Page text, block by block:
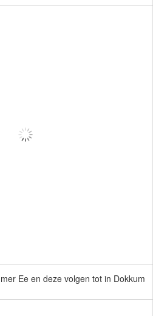
Ee en deze volgen tot in Dokkum